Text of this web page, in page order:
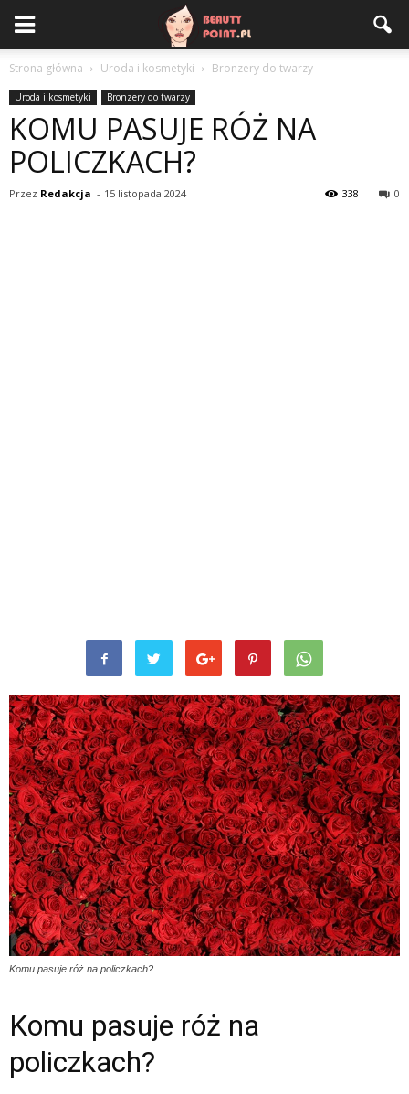
Strona główna Uroda i kosmetyki Bronzery do twarzy
Uroda i kosmetyki Bronzery do twarzy
KOMU PASUJE RÓŻ NA
POLICZKACH?
Przez Redakcja - 15 listopada 2024 0
338
Komu pasuje róż na policzkach?
Komu pasuje róż na
policzkach?